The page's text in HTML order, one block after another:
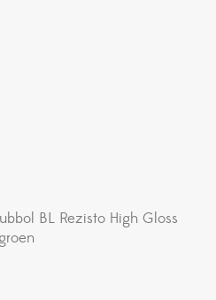
BL Rezisto High Gloss